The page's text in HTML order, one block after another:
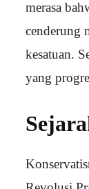
merasa
cenderung
kesatuan.
yang